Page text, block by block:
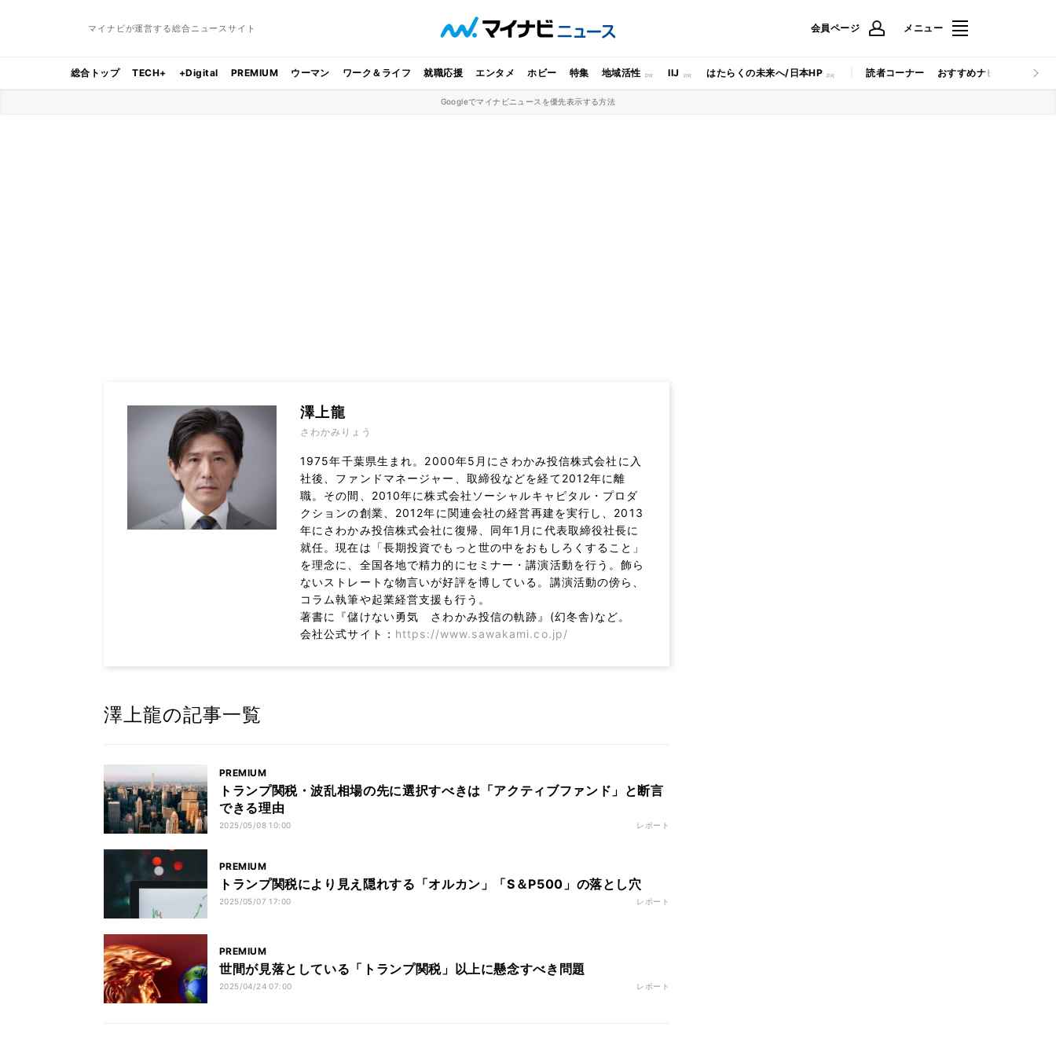
マイナビが運営する総合ニュースサイト 会員ページ メニュー
総合トップ TECH+ +Digital PREMIUM ウーマン ワーク＆ライフ 就職応援 エンタメ ホビー 特集 地域活性 IIJ はたらくの未来へ/日本HP 読者コーナー おすすめナビ マイナビ
Googleでマイナビニュースを優先表示する方法
澤上龍
さわかみりょう
1975年千葉県生まれ。2000年5月にさわかみ投信株式会社に入
社後、ファンドマネージャー、取締役などを経て2012年に離
職。その間、2010年に株式会社ソーシャルキャピタル・プロダ
クションの創業、2012年に関連会社の経営再建を実行し、2013
年にさわかみ投信株式会社に復帰、同年1月に代表取締役社長に
就任。現在は「長期投資でもっと世の中をおもしろくすること」
を理念に、全国各地で精力的にセミナー・講演活動を行う。飾ら
ないストレートな物言いが好評を博している。講演活動の傍ら、
コラム執筆や起業経営支援も行う。
著書に『儲けない勇気 さわかみ投信の軌跡』(幻冬舎)など。
会社公式サイト： https://www.sawakami.co.jp/
澤上龍の記事一覧
PREMIUM
トランプ関税・波乱相場の先に選択すべきは「アクティブファンド」と断言
できる理由
2025/05/08 10:00 レポート
PREMIUM
トランプ関税により見え隠れする「オルカン」「S＆P500」の落とし穴
2025/05/07 17:00 レポート
PREMIUM
世間が見落としている「トランプ関税」以上に懸念すべき問題
2025/04/24 07:00 レポート